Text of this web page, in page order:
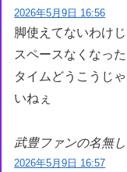
2026年5月9日 16:56
脚使えてないわけ
スペースなくなった
タイムどうこうじ
いねぇ
武豊ファンの名無
2026年5月9日 16:57